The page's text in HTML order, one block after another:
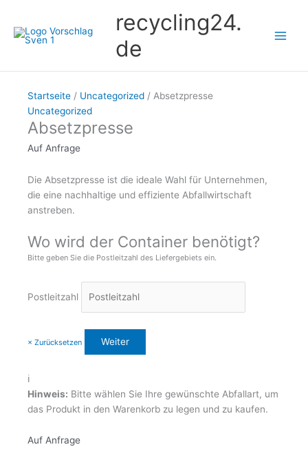
springen
recycling24.
de
Startseite / Uncategorized / Absetzpresse
Uncategorized
Absetzpresse
Auf Anfrage
Die Absetzpresse ist die ideale Wahl für Unternehmen,
die eine nachhaltige und effiziente Abfallwirtschaft
anstreben.
Wo wird der Container benötigt?
Bitte geben Sie die Postleitzahl des Liefergebiets ein.
Postleitzahl
× Zurücksetzen
ℹ️
Hinweis: Bitte wählen Sie Ihre gewünschte Abfallart, um
das Produkt in den Warenkorb zu legen und zu kaufen.
Auf Anfrage